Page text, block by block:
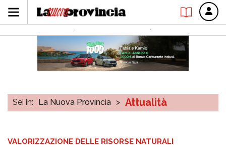
Sei in: La Nuova Provincia > Attualità
VALORIZZAZIONE DELLE RISORSE NATURALI